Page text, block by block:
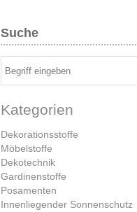
Suche
Kategorien
Dekorationsstoffe
Möbelstoffe
Dekotechnik
Gardinenstoffe
Posamenten
Innenliegender Sonnenschutz